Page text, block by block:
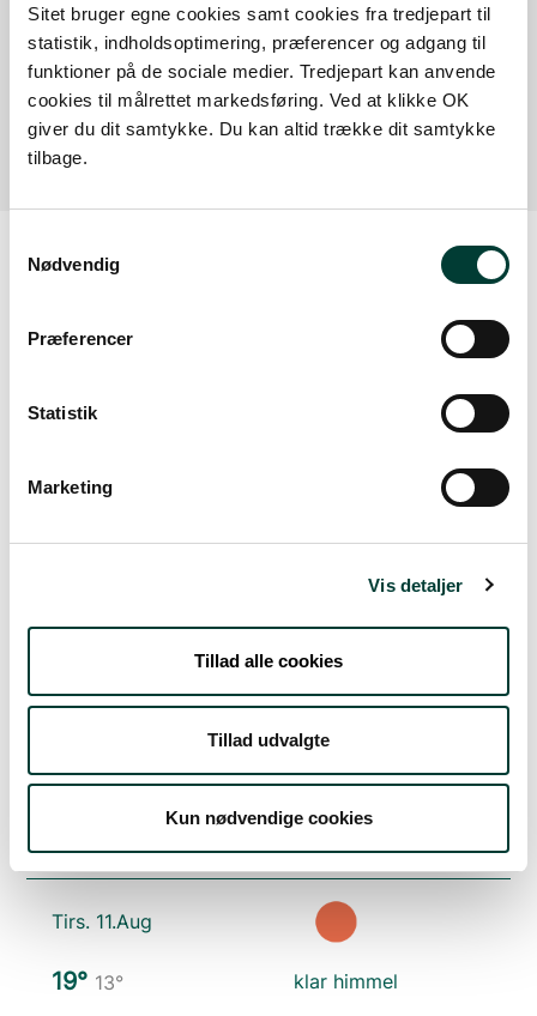
Sitet bruger egne cookies samt cookies fra tredjepart til
statistik, indholdsoptimering, præferencer og adgang til
funktioner på de sociale medier. Tredjepart kan anvende
cookies til målrettet markedsføring. Ved at klikke OK
giver du dit samtykke. Du kan altid trække dit samtykke
tilbage.
Nødvendig
Præferencer
Statistik
Marketing
Vis detaljer
Tillad alle cookies
Tillad udvalgte
Kun nødvendige cookies
Parkeringsplads
Læs mere
spredte skyer
23° skydække
Man. 10.Aug
20°14° skydække
Tirs. 11.Aug
19° 13° klar himmel